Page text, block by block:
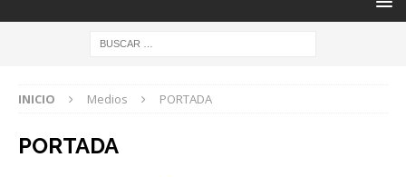
INICIO Medios PORTADA
PORTADA